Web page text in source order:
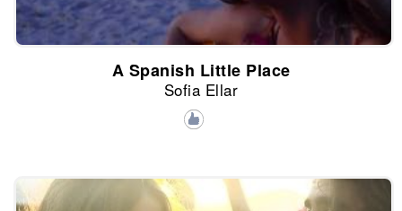
A Spanish Little Place
Sofia Ellar